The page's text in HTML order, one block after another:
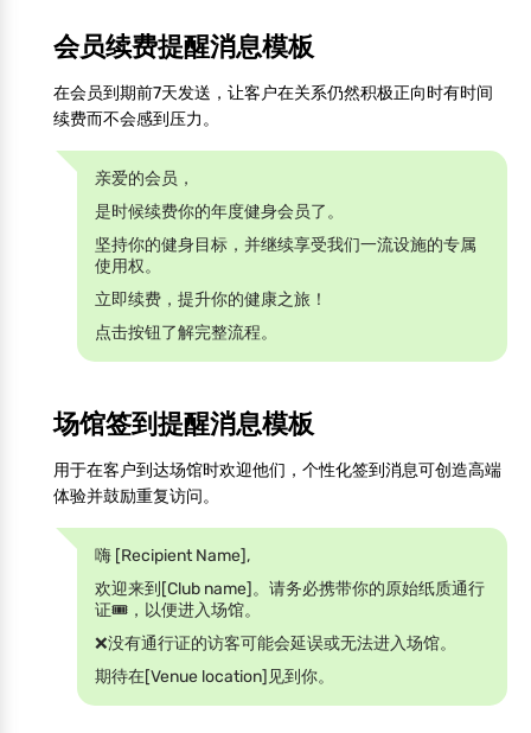
会员续费提醒消息模板
在会员到期前7天发送，让客户在关系仍然积极正向时有时间
续费而不会感到压力。
亲爱的会员，
是时候续费你的年度健身会员了。
坚持你的健身目标，并继续享受我们一流设施的专属
使用权。
立即续费，提升你的健康之旅！
点击按钮了解完整流程。
场馆签到提醒消息模板
用于在客户到达场馆时欢迎他们，个性化签到消息可创造高端
体验并鼓励重复访问。
嗨 [Recipient Name],
欢迎来到[Club name]。请务必携带你的原始纸质通行
证🎟️，以便进入场馆。
❌没有通行证的访客可能会延误或无法进入场馆。
期待在[Venue location]见到你。